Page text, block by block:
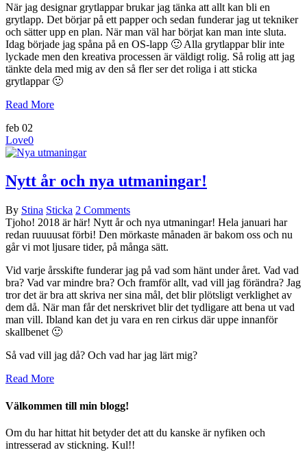
När jag designar grytlappar brukar jag tänka att allt kan bli en
grytlapp. Det börjar på ett papper och sedan funderar jag ut tekniker
och sätter upp en plan. När man väl har börjat kan man inte sluta.
Idag började jag spåna på en OS-lapp 🙂 Alla grytlappar blir inte
lyckade men den kreativa processen är väldigt rolig. Så rolig att jag
tänkte dela med mig av den så fler ser det roliga i att sticka
grytlappar 🙂
Read More
feb 02
Love0
Nytt år och nya utmaningar!
By Stina Sticka 2 Comments
Tjoho! 2018 är här! Nytt år och nya utmaningar! Hela januari har
redan ruuuusat förbi! Den mörkaste månaden är bakom oss och nu
går vi mot ljusare tider, på många sätt.
Vid varje årsskifte funderar jag på vad som hänt under året. Vad vad
bra? Vad var mindre bra? Och framför allt, vad vill jag förändra? Jag
tror det är bra att skriva ner sina mål, det blir plötsligt verklighet av
dem då. När man får det nerskrivet blir det tydligare att bena ut vad
man vill. Ibland kan det ju vara en ren cirkus där uppe innanför
skallbenet 🙂
Så vad vill jag då? Och vad har jag lärt mig?
Read More
Välkommen till min blogg!
Om du har hittat hit betyder det att du kanske är nyfiken och
intresserad av stickning. Kul!!